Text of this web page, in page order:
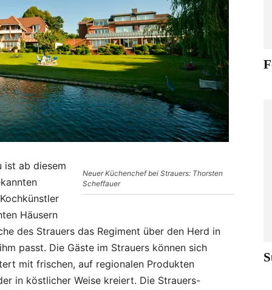
Neuer Küchenchef bei Strauers: Thorsten
Scheffauer
ist ab diesem
Häusern
des Strauers das Regiment über den Herd in
passt. Die Gäste im Strauers können sich
mit frischen, auf regionalen Produkten
in köstlicher Weise kreiert. Die Strauers-